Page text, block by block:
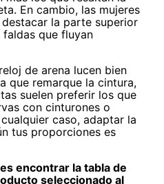
En cambio, las mujeres
la parte superior
que fluyan
de arena lucen bien
que remarque la cintura,
suelen preferir los que
con cinturones o
caso, adaptar la
tus proporciones es
encontrar la tabla de
seleccionado al